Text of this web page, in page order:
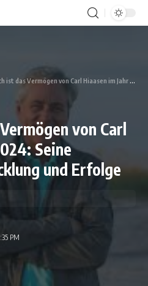
Vermögen von Carl Hiaasen im Jahr 2024: Seine finanzielle Entwicklung und Erfolge
von Carl
Seine
und Erfolge
PM